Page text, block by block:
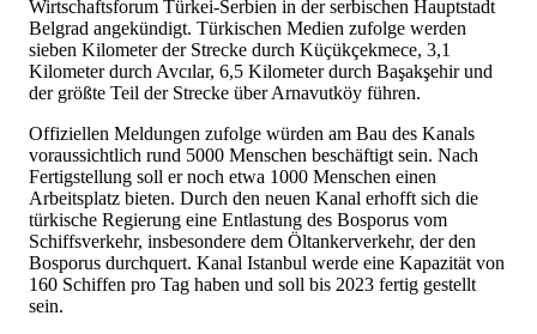
Wirtschaftsforum Türkei-Serbien in der serbischen Hauptstadt
Belgrad angekündigt. Türkischen Medien zufolge werden
sieben Kilometer der Strecke durch Küçükçekmece, 3,1
Kilometer durch Avcılar, 6,5 Kilometer durch Başakşehir und
der größte Teil der Strecke über Arnavutköy führen.
Offiziellen Meldungen zufolge würden am Bau des Kanals
voraussichtlich rund 5000 Menschen beschäftigt sein. Nach
Fertigstellung soll er noch etwa 1000 Menschen einen
Arbeitsplatz bieten. Durch den neuen Kanal erhofft sich die
türkische Regierung eine Entlastung des Bosporus vom
Schiffsverkehr, insbesondere dem Öltankerverkehr, der den
Bosporus durchquert. Kanal Istanbul werde eine Kapazität von
160 Schiffen pro Tag haben und soll bis 2023 fertig gestellt
sein.